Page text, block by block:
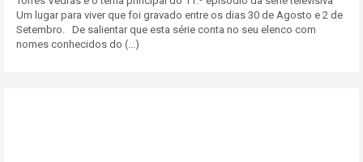
Um lugar para viver que foi gravado entre os dias 30 de Agosto e 2 de
Setembro. De salientar que esta série conta no seu elenco com
nomes conhecidos do (...)